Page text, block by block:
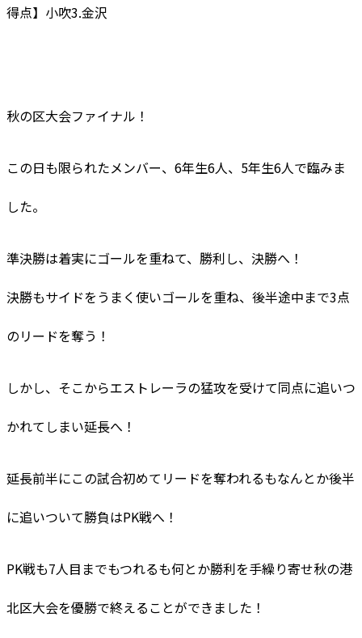
得点】小吹3.金沢
秋の区大会ファイナル！
この日も限られたメンバー、6年生6人、5年生6人で臨みま
した。
準決勝は着実にゴールを重ねて、勝利し、決勝へ！
決勝もサイドをうまく使いゴールを重ね、後半途中まで3点
のリードを奪う！
しかし、そこからエストレーラの猛攻を受けて同点に追いつ
かれてしまい延長へ！
延長前半にこの試合初めてリードを奪われるもなんとか後半
に追いついて勝負はPK戦へ！
PK戦も7人目までもつれるも何とか勝利を手繰り寄せ秋の港
北区大会を優勝で終えることができました！